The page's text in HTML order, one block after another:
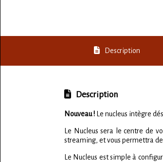
Description
Description
Nouveau ! Le nucleus intègre
Le Nucleus sera le centre de
streaming, et vous permettra
Le Nucleus est simple à